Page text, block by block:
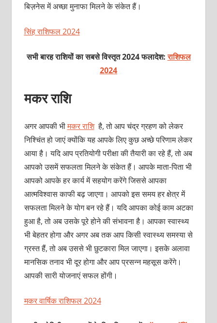
बिज़नेस में अच्‍छा मुनाफा मिलने के संकेत हैं।
सिंह राशिफल 2024
सभी बारह राशियों का सबसे विस्तृत 2024 फलादेश:राशिफल
2024
मकर राशि
अगर आपकी भीमकर राशिहै, तो आप चंद्र ग्रहण को लेकर
निश्चिंत हो जाएं क्‍योंकि यह आपके लिए कुछ अच्‍छे परिणाम लेकर
आया है। यदि आप प्रतियोगी परीक्षा की तैयारी का रहे हैं, तो अब
आपको उसमें सफलता मिलने के संकेत हैं। आपके माता-पिता भी
आपको आपके हर कार्य में सहयोग करेंगे जिससे आपका
आत्‍मविश्‍वास काफी बढ़ जाएगा। आपको इस समय हर क्षेत्र में
सफलता मिलने के योग बन रहे हैं। य‍दि आपका कोई काम अटका
हुआ है, तो अब उसके पूरे होने की संभावना है। आपका स्‍वास्‍थ्‍य
भी बेहतर होगा और अगर अब तक आप किसी स्‍वास्‍थ्‍य समस्‍या से
ग्रस्‍त हैं, तो अब उससे भी छुटकारा मिल जाएगा। इसके अलावा
मानसिक तनाव भी दूर होगा और आप प्रसन्‍न महसूस करेंगे।
आपकी सारी योजनाएं सफल होंगी।
मकर वार्षिक राशिफल 2024